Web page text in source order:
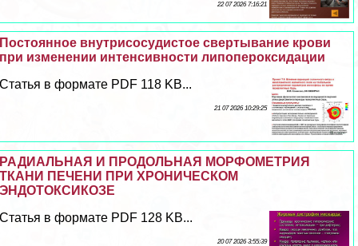
22 07 2026 7:16:21
Постоянное внутрисосудистое свертывание крови
при изменении интенсивности липопероксидации
Статья в формате PDF 118 KB...
21 07 2026 10:29:25
РАДИАЛЬНАЯ И ПРОДОЛЬНАЯ МОРФОМЕТРИЯ
ТКАНИ ПЕЧЕНИ ПРИ ХРОНИЧЕСКОМ
ЭНДОТОКСИКОЗЕ
Статья в формате PDF 128 KB...
20 07 2026 3:55:39